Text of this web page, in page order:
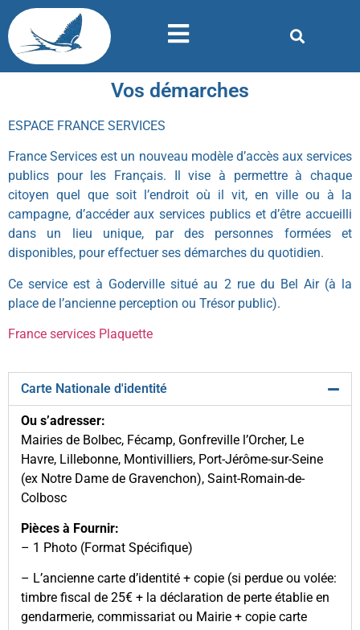
Vos démarches
ESPACE FRANCE SERVICES
France Services est un nouveau modèle d’accès aux services
publics pour les Français. Il vise à permettre à chaque
citoyen quel que soit l’endroit où il vit, en ville ou à la
campagne, d’accéder aux services publics et d’être accueilli
dans un lieu unique, par des personnes formées et
disponibles, pour effectuer ses démarches du quotidien.
Ce service est à Goderville situé au 2 rue du Bel Air (à la
place de l’ancienne perception ou Trésor public).
France services Plaquette
Carte Nationale d'identité
Ou s’adresser:
Mairies de Bolbec, Fécamp, Gonfreville l’Orcher, Le
Havre, Lillebonne, Montivilliers, Port-Jérôme-sur-Seine
(ex Notre Dame de Gravenchon), Saint-Romain-de-
Colbosc
Pièces à Fournir:
– 1 Photo (Format Spécifique)
– L’ancienne carte d’identité + copie (si perdue ou volée:
timbre fiscal de 25€ + la déclaration de perte établie en
gendarmerie, commissariat ou Mairie + copie carte